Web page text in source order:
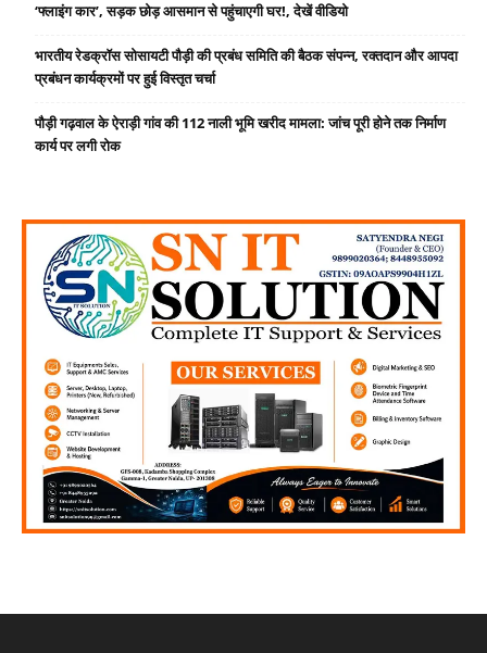
‘फ्लाइंग कार’, सड़क छोड़ आसमान से पहुंचाएगी घर!, देखें वीडियो
भारतीय रेडक्रॉस सोसायटी पौड़ी की प्रबंध समिति की बैठक संपन्न, रक्तदान और आपदा
प्रबंधन कार्यक्रमों पर हुई विस्तृत चर्चा
पौड़ी गढ़वाल के ऐराड़ी गांव की 112 नाली भूमि खरीद मामला: जांच पूरी होने तक निर्माण
कार्य पर लगी रोक